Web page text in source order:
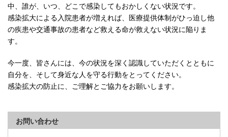
中、誰が、いつ、どこで感染してもおかしくない状況です。
感染拡大による入院患者が増えれば、医療提供体制がひっ迫し他
の疾患や交通事故の患者など救える命が救えない状況に陥りま
す。
今一度、皆さんには、今の状況を深く認識していただくとともに
自分を、そして身近な人を守る行動をとってください。
感染拡大の防止に、ご理解とご協力をお願いします。
お問い合わせ